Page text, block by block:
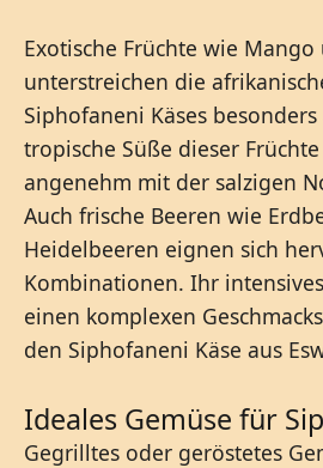
Exotische Früchte wie Mango
unterstreichen die
Siphofaneni Käses
tropische Süße dieser
angenehm mit der salzigen
Auch frische Beeren wie
Heidelbeeren eignen sich
Kombinationen. Ihr
einen komplexen
den Siphofaneni Käse aus
Ideales Gemüse für
Gegrilltes oder geröstetes